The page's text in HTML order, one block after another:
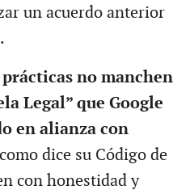
un acuerdo anterior
prácticas no manchen
Legal” que Google
en alianza con
dice su Código de
con honestidad y